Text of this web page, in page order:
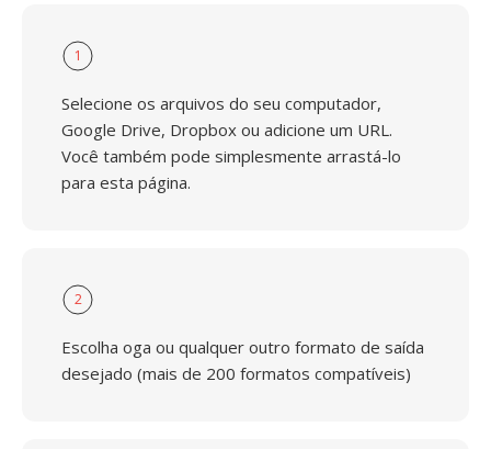
1
Selecione os arquivos do seu computador,
Google Drive, Dropbox ou adicione um URL.
Você também pode simplesmente arrastá-lo
para esta página.
2
Escolha oga ou qualquer outro formato de saída
desejado (mais de 200 formatos compatíveis)